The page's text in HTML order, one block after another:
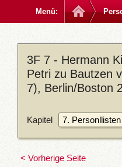
Menü:
3F 7 - Hermann
Petri zu Bautzen
7), Berlin/Boston
Kapitel
< Vorherige Seite